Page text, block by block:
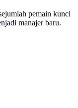
pemain kunci
manajer baru.